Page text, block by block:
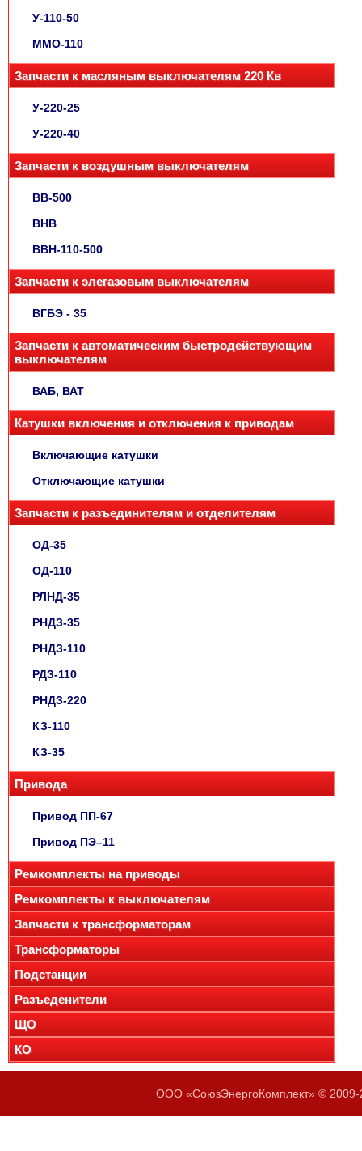
У-110-50
ММО-110
Запчасти к масляным выключателям 220 Кв
У-220-25
У-220-40
Запчасти к воздушным выключателям
ВВ-500
ВНВ
ВВН-110-500
Запчасти к элегазовым выключателям
ВГБЭ - 35
Запчасти к автоматическим быстродействующим
выключателям
ВАБ, ВАТ
Катушки включения и отключения к приводам
Включающие катушки
Отключающие катушки
Запчасти к разъединителям и отделителям
ОД-35
ОД-110
РЛНД-35
РНДЗ-35
РНДЗ-110
РДЗ-110
РНДЗ-220
КЗ-110
КЗ-35
Привода
Привод ПП-67
Привод ПЭ–11
Ремкомплекты на приводы
Ремкомплекты к выключателям
Запчасти к трансформаторам
Трансформаторы
Подстанции
Разъеденители
ЩО
КО
ООО «СоюзЭнергоКомплект» © 2009-